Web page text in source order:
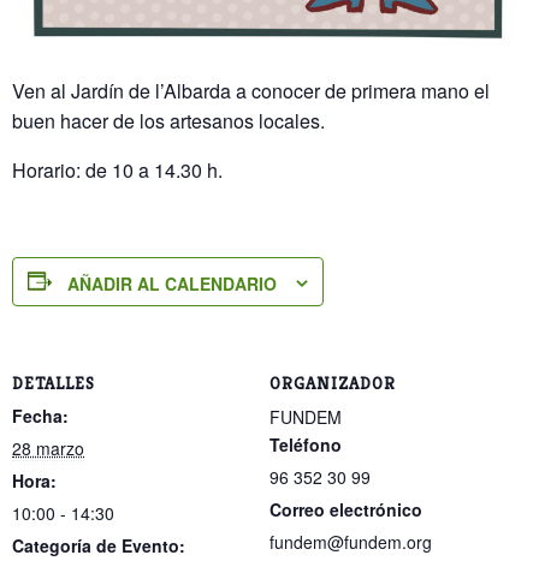
Ven al Jardín de l’Albarda a conocer de primera mano el
buen hacer de los artesanos locales.
Horario: de 10 a 14.30 h.
AÑADIR AL CALENDARIO
DETALLES
Fecha:
28 marzo
Hora:
10:00 - 14:30
Categoría de Evento:
ORGANIZADOR
FUNDEM
Teléfono
96 352 30 99
Correo electrónico
fundem@fundem.org